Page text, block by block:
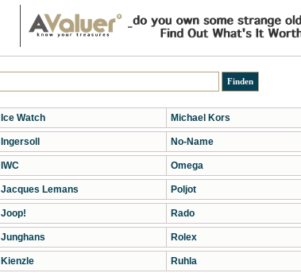
Ice Watch
Ingersoll
IWC
Jacques Lemans
Joop!
Junghans
Kienzle
Michael Kors
No-Name
Omega
Poljot
Rado
Rolex
Ruhla